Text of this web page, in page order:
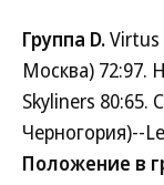
Группа D.
Москва) 72:97.
Skyliners 80:65.
Черногория)--
Положение в